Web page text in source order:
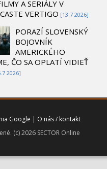
A SERIÁLY V
VERTIGO [13.7 2026]
PORAZÍ SLOVENSKÝ
BOJOVNÍK
AMERICKÉHO
ČO SA OPLATÍ VIDIEŤ
2026]
Google | O nás / kontakt
(c) 2026 SECTOR Online